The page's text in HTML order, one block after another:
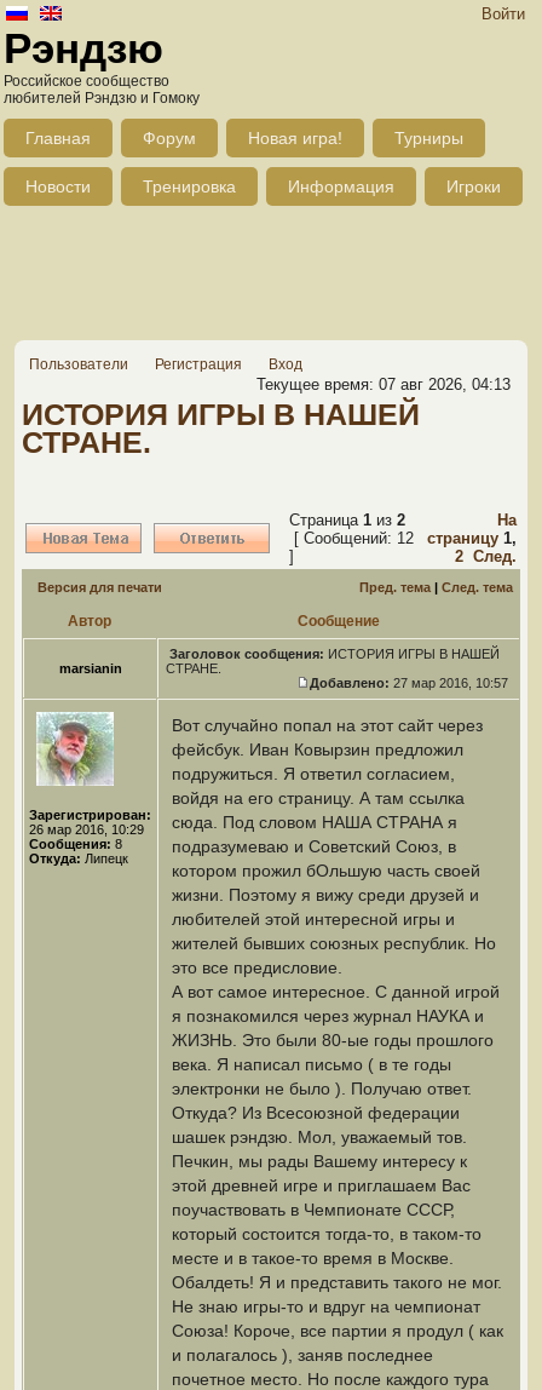
Войти
Рэндзю
Российское сообщество
любителей Рэндзю и Гомоку
Главная Форум Новая игра! Турниры
Новости Тренировка Информация Игроки
Пользователи Регистрация Вход
Текущее время: 07 авг 2026, 04:13
ИСТОРИЯ ИГРЫ В НАШЕЙ
СТРАНЕ.
Страница 1 из 2
[ Сообщений: 12
]
На
страницу 1,
2 След.
Версия для печати Пред. тема | След. тема
Автор Сообщение
marsianin
Заголовок сообщения: ИСТОРИЯ ИГРЫ В НАШЕЙ
СТРАНЕ.
Добавлено: 27 мар 2016, 10:57
Зарегистрирован:
26 мар 2016, 10:29
Сообщения: 8
Откуда: Липецк
Вот случайно попал на этот сайт через
фейсбук. Иван Ковырзин предложил
подружиться. Я ответил согласием,
войдя на его страницу. А там ссылка
сюда. Под словом НАША СТРАНА я
подразумеваю и Советский Союз, в
котором прожил бОльшую часть своей
жизни. Поэтому я вижу среди друзей и
любителей этой интересной игры и
жителей бывших союзных республик. Но
это все предисловие.
А вот самое интересное. С данной игрой
я познакомился через журнал НАУКА и
ЖИЗНЬ. Это были 80-ые годы прошлого
века. Я написал письмо ( в те годы
электронки не было ). Получаю ответ.
Откуда? Из Всесоюзной федерации
шашек рэндзю. Мол, уважаемый тов.
Печкин, мы рады Вашему интересу к
этой древней игре и приглашаем Вас
поучаствовать в Чемпионате СССР,
который состоится тогда-то, в таком-то
месте и в такое-то время в Москве.
Обалдеть! Я и представить такого не мог.
Не знаю игры-то и вдруг на чемпионат
Союза! Короче, все партии я продул ( как
и полагалось ), заняв последнее
почетное место. Но после каждого тура